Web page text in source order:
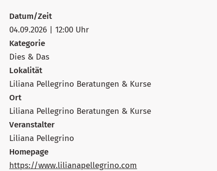
Datum/Zeit
04.09.2026 | 12:00 Uhr
Kategorie
Dies & Das
Lokalität
Liliana Pellegrino Beratungen & Kurse
Ort
Liliana Pellegrino Beratungen & Kurse
Veranstalter
Liliana Pellegrino
Homepage
https://www.lilianapellegrino.com